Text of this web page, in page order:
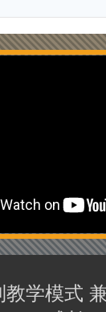
教学模式